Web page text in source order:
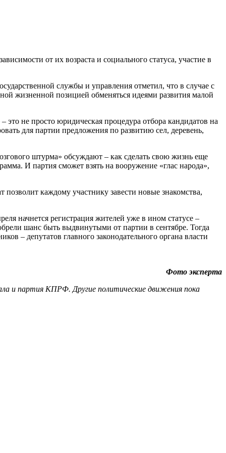
от их возраста и социального статуса, участие в
службы и управления отметил, что в случае с
жизненной позицией обменяться идеями развития малой
не просто юридическая процедура отбора кандидатов на
для партии предложения по развитию сел, деревень,
штурма» обсуждают – как сделать свою жизнь еще
И партия сможет взять на вооружение «глас народа»,
каждому участнику завести новые знакомства,
начнется регистрация жителей уже в ином статусе –
шанс быть выдвинутыми от партии в сентябре. Тогда
– депутатов главного законодательного органа власти
Фото эксперта
и партия КПРФ. Другие политические движения пока